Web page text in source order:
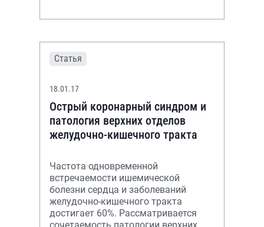
стандартам лечения,
Статья
18.01.17
Острый коронарный синдром и
патология верхних отделов
желудочно-кишечного тракта
Частота одновременной
встречаемости ишемической
болезни сердца и заболеваний
желудочно-кишечного тракта
достигает 60%. Рассматривается